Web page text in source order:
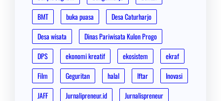
BMT
buka puasa
Desa Caturharjo
Desa wisata
Dinas Pariwisata Kulon Progo
DPS
ekonomi kreatif ekosistem
ekraf
Film
Geguritan halal Iftar
Inovasi
JAFF
Jurnalipreneur.id
Jurnalispreneur